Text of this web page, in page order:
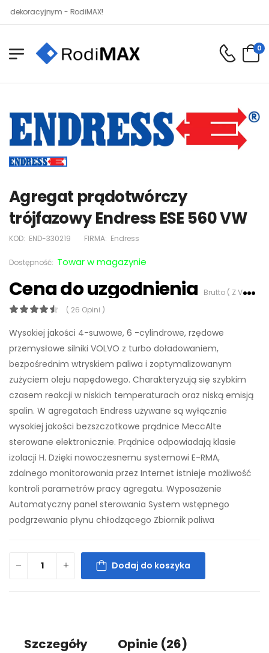
- RodiMAX!
0
Agregat prądotwórczy
trójfazowy Endress ESE 560 VW
KOD: END-330219 FIRMA: Endress
Dostępność: Towar w magazynie
Cena do uzgodnienia Brutto ( Z VAT 23%)
( 26 Opini )
Wysokiej jakości 4-suwowe, 6 -cylindrowe, rzędowe
przemysłowe silniki VOLVO z turbo doładowaniem,
bezpośrednim wtryskiem paliwa i zoptymalizowanym
zużyciem oleju napędowego. Charakteryzują się szybkim
czasem reakcji w niskich temperaturach oraz niską emisją
spalin. W agregatach Endress używane są wyłącznie
wysokiej jakości bezszczotkowe prądnice MeccAlte
sterowane elektronicznie. Prądnice odpowiadają klasie
izolacji H. Dzięki nowoczesnemu systemowi E-RMA,
zdalnego monitorowania przez Internet istnieje możliwość
kontroli parametrów pracy agregatu. Wyposażenie
Automatyczny panel sterowania System wstępnego
podgrzewania płynu chłodzącego Zbiornik paliwa
Dodaj do koszyka
Szczegóły Opinie (26)